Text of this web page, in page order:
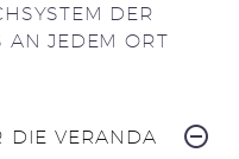
DER
AN JEDEM ORT
DIE VERANDA